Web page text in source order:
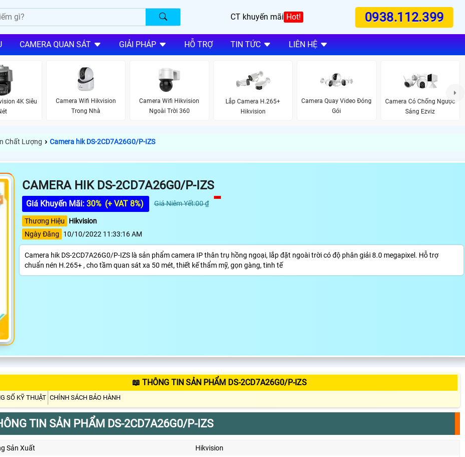
CT khuyến mãi Hot! 0938.112.399
CAMERA QUAN SÁT GIẢI PHÁP HỖ TRỢ TIN TỨC LIÊN HỆ
4K Siêu
Camera Wifi Hikvision
Trong Nhà
Camera Wifi Hikvision
Ngoài Trời 360
Lắp Camera H.265+
Hikvision
Camera Quay Video Đóng
Gói
Camera Có Chống Ngược
Sáng Ezviz
Chất Lượng › Camera hik DS-2CD7A26G0/P-IZS
CAMERA HIK DS-2CD7A26G0/P-IZS
Giá Khuyến Mãi: 30% (+ VAT 8%) Giá Niêm Yết:00 ₫
Thương Hiệu
Hikvision
Ngày Đăng
10/10/2022 11:33:16 AM
Camera hik DS-2CD7A26G0/P-IZS là sản phẩm camera IP thân trụ hồng ngoại, lắp đặt ngoài trời có độ phân giải 8.0 megapixel. Hỗ trợ
chuẩn nén H.265+ , cho tầm quan sát xa 50 mét, thiết kế thẩm mỹ, gọn gàng, tinh tế
📖 THÔNG TIN SẢN PHẨM DS-2CD7A26G0/P-IZS
SỐ KỸ THUẬT CHÍNH SÁCH BẢO HÀNH
TIN SẢN PHẨM DS-2CD7A26G0/P-IZS
Sản Xuất
Hikvision